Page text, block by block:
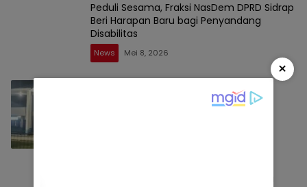
Peduli Sesama, Fraksi NasDem DPRD Sidrap
Beri Harapan Baru bagi Penyandang
Disabilitas
News Mei 8, 2026
Terindikasi Langgar Kebijakan Menhub,
UPPKB Tana Batue Beroperasi Hingga
×